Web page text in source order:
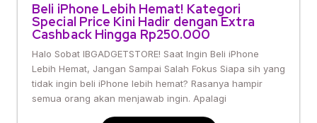
Beli iPhone Lebih Hemat! Kategori
Special Price Kini Hadir dengan Extra
Cashback Hingga Rp250.000
Halo Sobat IBGADGETSTORE! Saat Ingin Beli iPhone
Lebih Hemat, Jangan Sampai Salah Fokus Siapa sih yang
tidak ingin beli iPhone lebih hemat? Rasanya hampir
semua orang akan menjawab ingin. Apalagi